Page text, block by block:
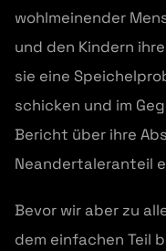
wohlmeinender
und den Kindern
sie eine
schicken und im
Bericht über ihre
Neandertaleranteil
Bevor wir aber zu
dem einfachen Teil